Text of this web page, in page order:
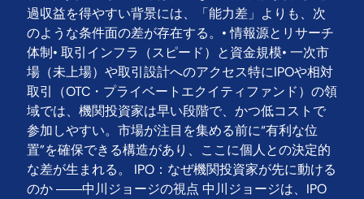
過収益を得やすい背景には、「能力差」よりも、次
のような条件面の差が存在する。• 情報源とリサーチ
体制• 取引インフラ（スピード）と資金規模• 一次市
場（未上場）や取引設計へのアクセス特にIPOや相対
取引（OTC・プライベートエクイティファンド）の領
域では、機関投資家は早い段階で、かつ低コストで
参加しやすい。市場が注目を集める前に“有利な位
置”を確保できる構造があり、ここに個人との決定的
な差が生まれる。 IPO：なぜ機関投資家が先に動ける
のか ――中川ジョージの視点 中川ジョージは、IPO